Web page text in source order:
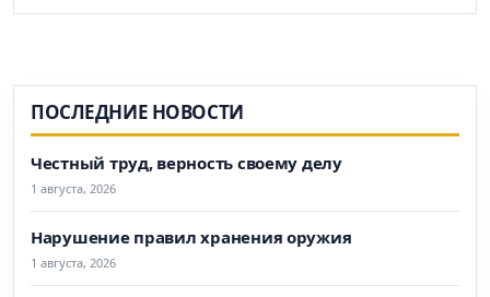
ПОСЛЕДНИЕ НОВОСТИ
Честный труд, верность своему делу
1 августа, 2026
Нарушение правил хранения оружия
1 августа, 2026